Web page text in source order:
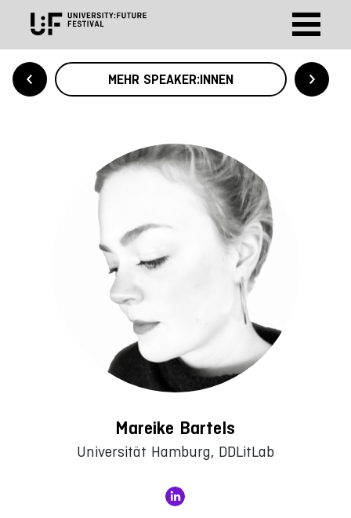
MEHR SPEAKER:INNEN
Mareike Bartels
Universität Hamburg, DDLitLab